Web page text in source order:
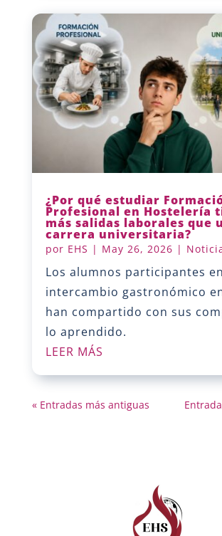
¿Por qué estudiar
Profesional en Hostelería
más salidas laborales que
carrera universitaria?
por EHS | May 26, 2026 |
Los alumnos participantes
intercambio gastronómico
han compartido con sus
lo aprendido.
LEER MÁS
« Entradas más antiguas